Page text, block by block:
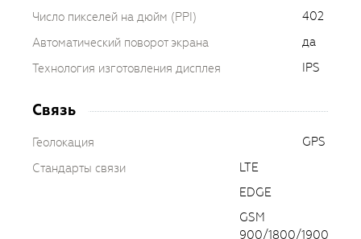
Число пикселей на дюйм (PPI)
402
Автоматический поворот экрана
да
Технология изготовления дисплея
IPS
Связь
Геолокация
GPS
Стандарты связи
LTE
EDGE
GSM
900/1800/1900